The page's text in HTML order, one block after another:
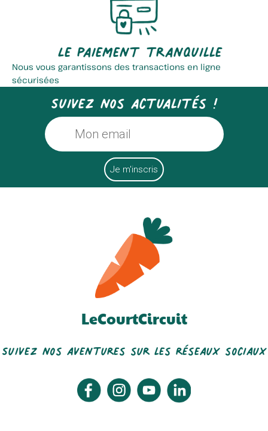
Le paiement tranquille
Nous vous garantissons des transactions en ligne
sécurisées
Suivez nos actualités !
LeCourtCircuit
Suivez nos aventures sur les réseaux sociaux